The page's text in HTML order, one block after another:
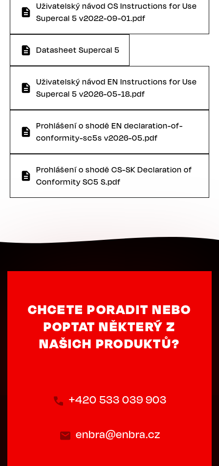
Uživatelský návod CS Instructions for Use
Supercal 5 v2022-09-01.pdf
Datasheet Supercal 5
Uživatelský návod EN Instructions for Use
Supercal 5 v2026-05-18.pdf
Prohlášení o shodě EN declaration-of-
conformity-sc5s v2026-05.pdf
Prohlášení o shodě CS-SK Declaration of
Conformity SC5 S.pdf
CHCETE PORADIT NEBO
POPTAT NĚKTERÝ Z
NAŠICH PRODUKTŮ?
+420 533 039 903
enbra@enbra.cz